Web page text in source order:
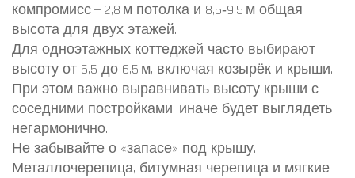
компромисс — 2,8 м потолка и 8,5‑9,5 м общая
высота для двух этажей.
Для одноэтажных коттеджей часто выбирают
высоту от 5,5 до 6,5 м, включая козырёк и крыши.
При этом важно выравнивать высоту крыши с
соседними постройками, иначе будет выглядеть
негармонично.
Не забывайте о «запасе» под крышу.
Металлочерепица, битумная черепица и мягкие